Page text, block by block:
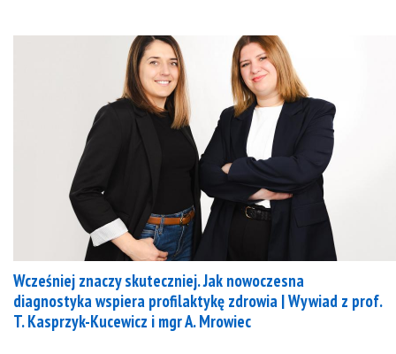
Wcześniej znaczy skuteczniej. Jak nowoczesna
diagnostyka wspiera profilaktykę zdrowia | Wywiad z prof.
T. Kasprzyk-Kucewicz i mgr A. Mrowiec